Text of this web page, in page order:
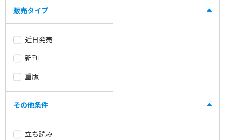
販売タイプ
近日発売
新刊
重版
その他条件
立ち読み